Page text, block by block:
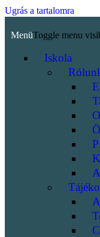
Ugrás a tartalomra
MenüToggle menu
Iskola